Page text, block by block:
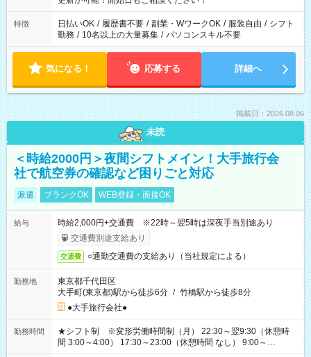
特徴 日払いOK / 履歴書不要 / 副業・WワークOK / 服装自由 / シフト
勤務 / 10名以上の大量募集 / パソコンスキル不要
気になる！ 応募する 詳細へ
掲載日：2026.08.06
未読
＜時給2000円＞夜間シフトメイン！大手旅行会
社で航空券の確認など困りごと対応
派遣 ブランクOK WEB登録・面接OK
給与
時給2,000円+交通費 ※22時～翌5時は深夜手当別途あり
交通費別途支給あり
交通費 ○通勤交通費の支給あり（当社規定による）
勤務地
東京都千代田区
大手町(東京都)駅から徒歩6分 / 竹橋駅から徒歩8分
●大手旅行会社●
勤務時間
★シフト制 ※変形労働時間制（月） 22:30～翌9:30（休憩時
間 3:00～4:00） 17:30～23:00（休憩時間 なし） 9:00～
17:30（休憩時間 12:00～13:00）⇒基本は研修時のみ（例外あ